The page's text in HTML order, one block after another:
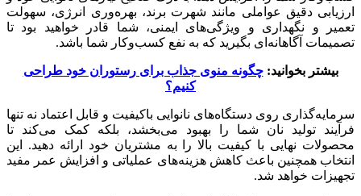
ارزیابی دقیق عواملی مانند شهرت برند، بهره‌وری انرژی، سهولت
تعمیر و نگهداری و ویژگی‌های ایمنی، شما قادر خواهید بود تا
تصمیمات آگاهانه‌ای بگیرید که به نفع کسب‌وکار شما باشد.
بیشتر بخوانید:چگونه منوی جذاب برای رستوران خود طراحی
کنیم؟
سرمایه‌گذاری روی دستگاه‌های نانوایی باکیفیت و قابل اعتماد نه تنها
فرآیند تولید نان شما را بهبود می‌بخشد، بلکه کمک می‌کند تا
محصولات نهایی با کیفیت بالا را به مشتریان خود ارائه دهید. این
انتخاب همچنین باعث کاهش هزینه‌های عملیاتی و افزایش عمر مفید
تجهیزات خواهد شد.